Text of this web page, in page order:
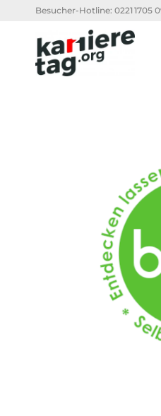
Besucher-Hotline: 0221 1705